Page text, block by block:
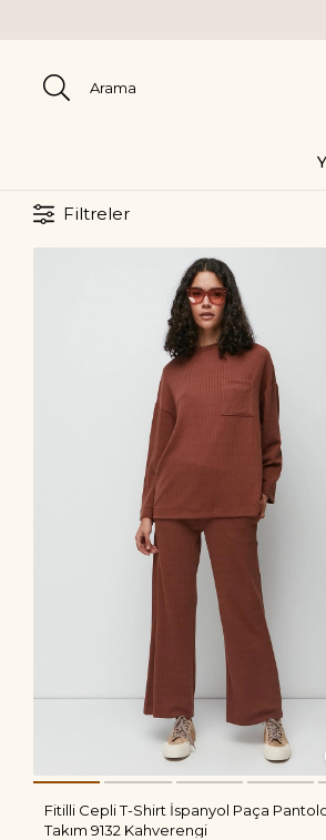
Filtreler
Fitilli Cepli T-Shirt İspanyol Paça
Takım 9132 Kahverengi